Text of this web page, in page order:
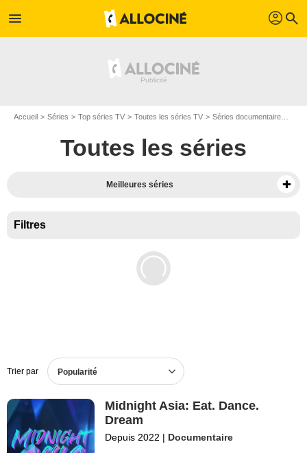
menu profil search
Accueil Séries Top séries TV Toutes les séries TV Séries documentaire
Toutes les séries
Meilleures séries
Filtres
Trier par Popularité
Midnight Asia: Eat. Dance.
Dream
Depuis 2022 | Documentaire